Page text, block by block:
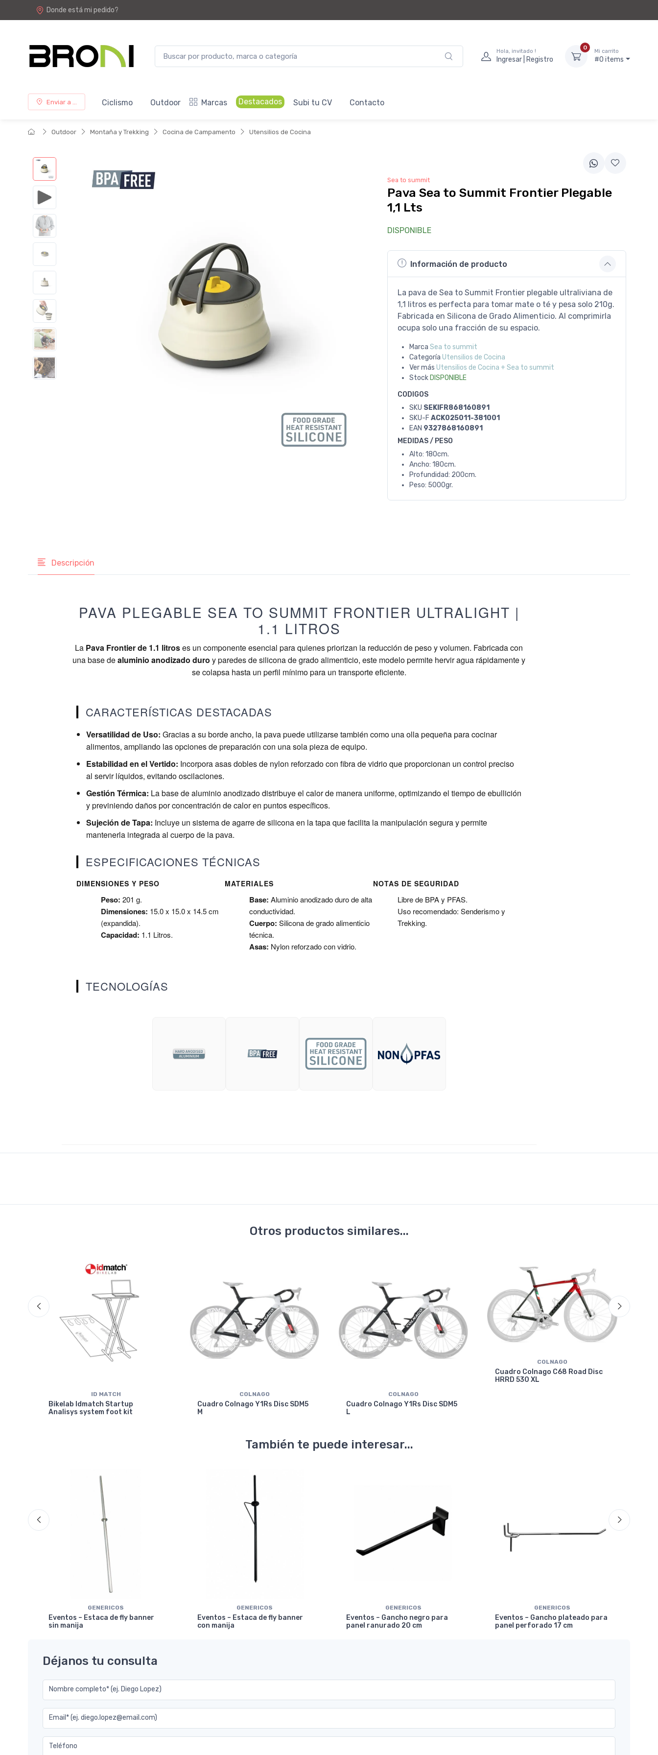
Donde está mi pedido?
Hola, invitado !
Ingresar | Registro
0
Mi carrito
#0 items
Enviar a ... Ciclismo Outdoor Marcas Destacados Subi tu CV Contacto
Outdoor Montaña y Trekking Cocina de Campamento Utensilios de Cocina
Sea to summit
Pava Sea to Summit Frontier Plegable
1,1 Lts
DISPONIBLE
Información de producto
La pava de Sea to Summit Frontier plegable ultraliviana de
1,1 litros es perfecta para tomar mate o té y pesa solo 210g.
Fabricada en Silicona de Grado Alimenticio. Al comprimirla
ocupa solo una fracción de su espacio.
Marca Sea to summit
Categoría Utensilios de Cocina
Ver más Utensilios de Cocina + Sea to summit
Stock DISPONIBLE
CODIGOS
SKU SEKIFR868160891
SKU-F ACK025011-381001
EAN 9327868160891
MEDIDAS / PESO
Alto: 180cm.
Ancho: 180cm.
Profundidad: 200cm.
Peso: 5000gr.
Descripción
PAVA PLEGABLE SEA TO SUMMIT FRONTIER ULTRALIGHT |
1.1 LITROS
La Pava Frontier de 1.1 litroses un componente esencial para quienes priorizan la reducción de peso y volumen. Fabricada con
una base dealuminio anodizado duro y paredes de silicona de grado alimenticio, este modelo permite hervir agua rápidamente y
se colapsa hasta un perfil mínimo para un transporte eficiente.
CARACTERÍSTICAS DESTACADAS
Versatilidad de Uso: Gracias a su borde ancho, la pava puede utilizarse también como una olla pequeña para cocinar
alimentos, ampliando las opciones de preparación con una sola pieza de equipo.
Estabilidad en el Vertido: Incorpora asas dobles de nylon reforzado con fibra de vidrio que proporcionan un control preciso
al servir líquidos, evitando oscilaciones.
Gestión Térmica: La base de aluminio anodizado distribuye el calor de manera uniforme, optimizando el tiempo de ebullición
y previniendo daños por concentración de calor en puntos específicos.
Sujeción de Tapa: Incluye un sistema de agarre de silicona en la tapa que facilita la manipulación segura y permite
mantenerla integrada al cuerpo de la pava.
ESPECIFICACIONES TÉCNICAS
DIMENSIONES Y PESO
Peso: 201 g.
Dimensiones: 15.0 x 15.0 x 14.5 cm
(expandida).
Capacidad: 1.1 Litros.
MATERIALES
Base: Aluminio anodizado duro de alta
conductividad.
Cuerpo: Silicona de grado alimenticio
técnica.
Asas: Nylon reforzado con vidrio.
NOTAS DE SEGURIDAD
Libre de BPA y PFAS.
Uso recomendado: Senderismo y
Trekking.
TECNOLOGÍAS
Otros productos similares...
ID MATCH
Bikelab Idmatch Startup
Analisys system foot kit
COLNAGO
Cuadro Colnago Y1Rs Disc SDM5
M
COLNAGO
Cuadro Colnago Y1Rs Disc SDM5
L
COLNAGO
Cuadro Colnago C68 Road Disc
HRRD 530 XL
También te puede interesar...
GENERICOS
Eventos – Estaca de fly banner
sin manija
GENERICOS
Eventos – Estaca de fly banner
con manija
GENERICOS
Eventos – Gancho negro para
panel ranurado 20 cm
GENERICOS
Eventos – Gancho plateado para
panel perforado 17 cm
Déjanos tu consulta
Nombre completo* (ej. Diego Lopez)
Email* (ej. diego.lopez@email.com)
Teléfono